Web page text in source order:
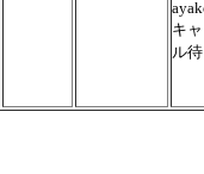
キ
ル